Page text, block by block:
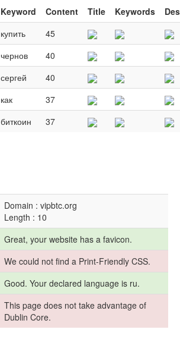
Keyword Content Title Keywords
купить
45
чернов
40
сергей
40
как
37
биткоин
37
Domain : vipbtc.org
Length : 10
Great, your website has a favicon.
We could not find a Print-Friendly CSS.
Good. Your declared language is ru.
This page does not take advantage of
Dublin Core.